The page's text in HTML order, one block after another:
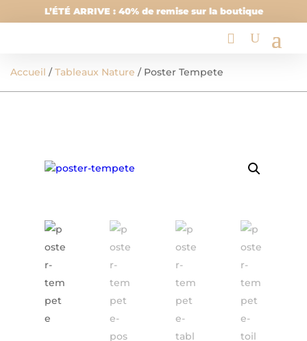
L’ÉTÉ ARRIVE : 40% de remise sur la boutique
Accueil /Tableaux Nature / Poster Tempete